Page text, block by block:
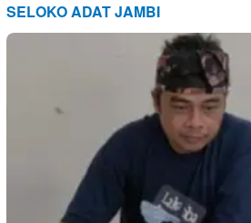
SELOKO ADAT JAMBI